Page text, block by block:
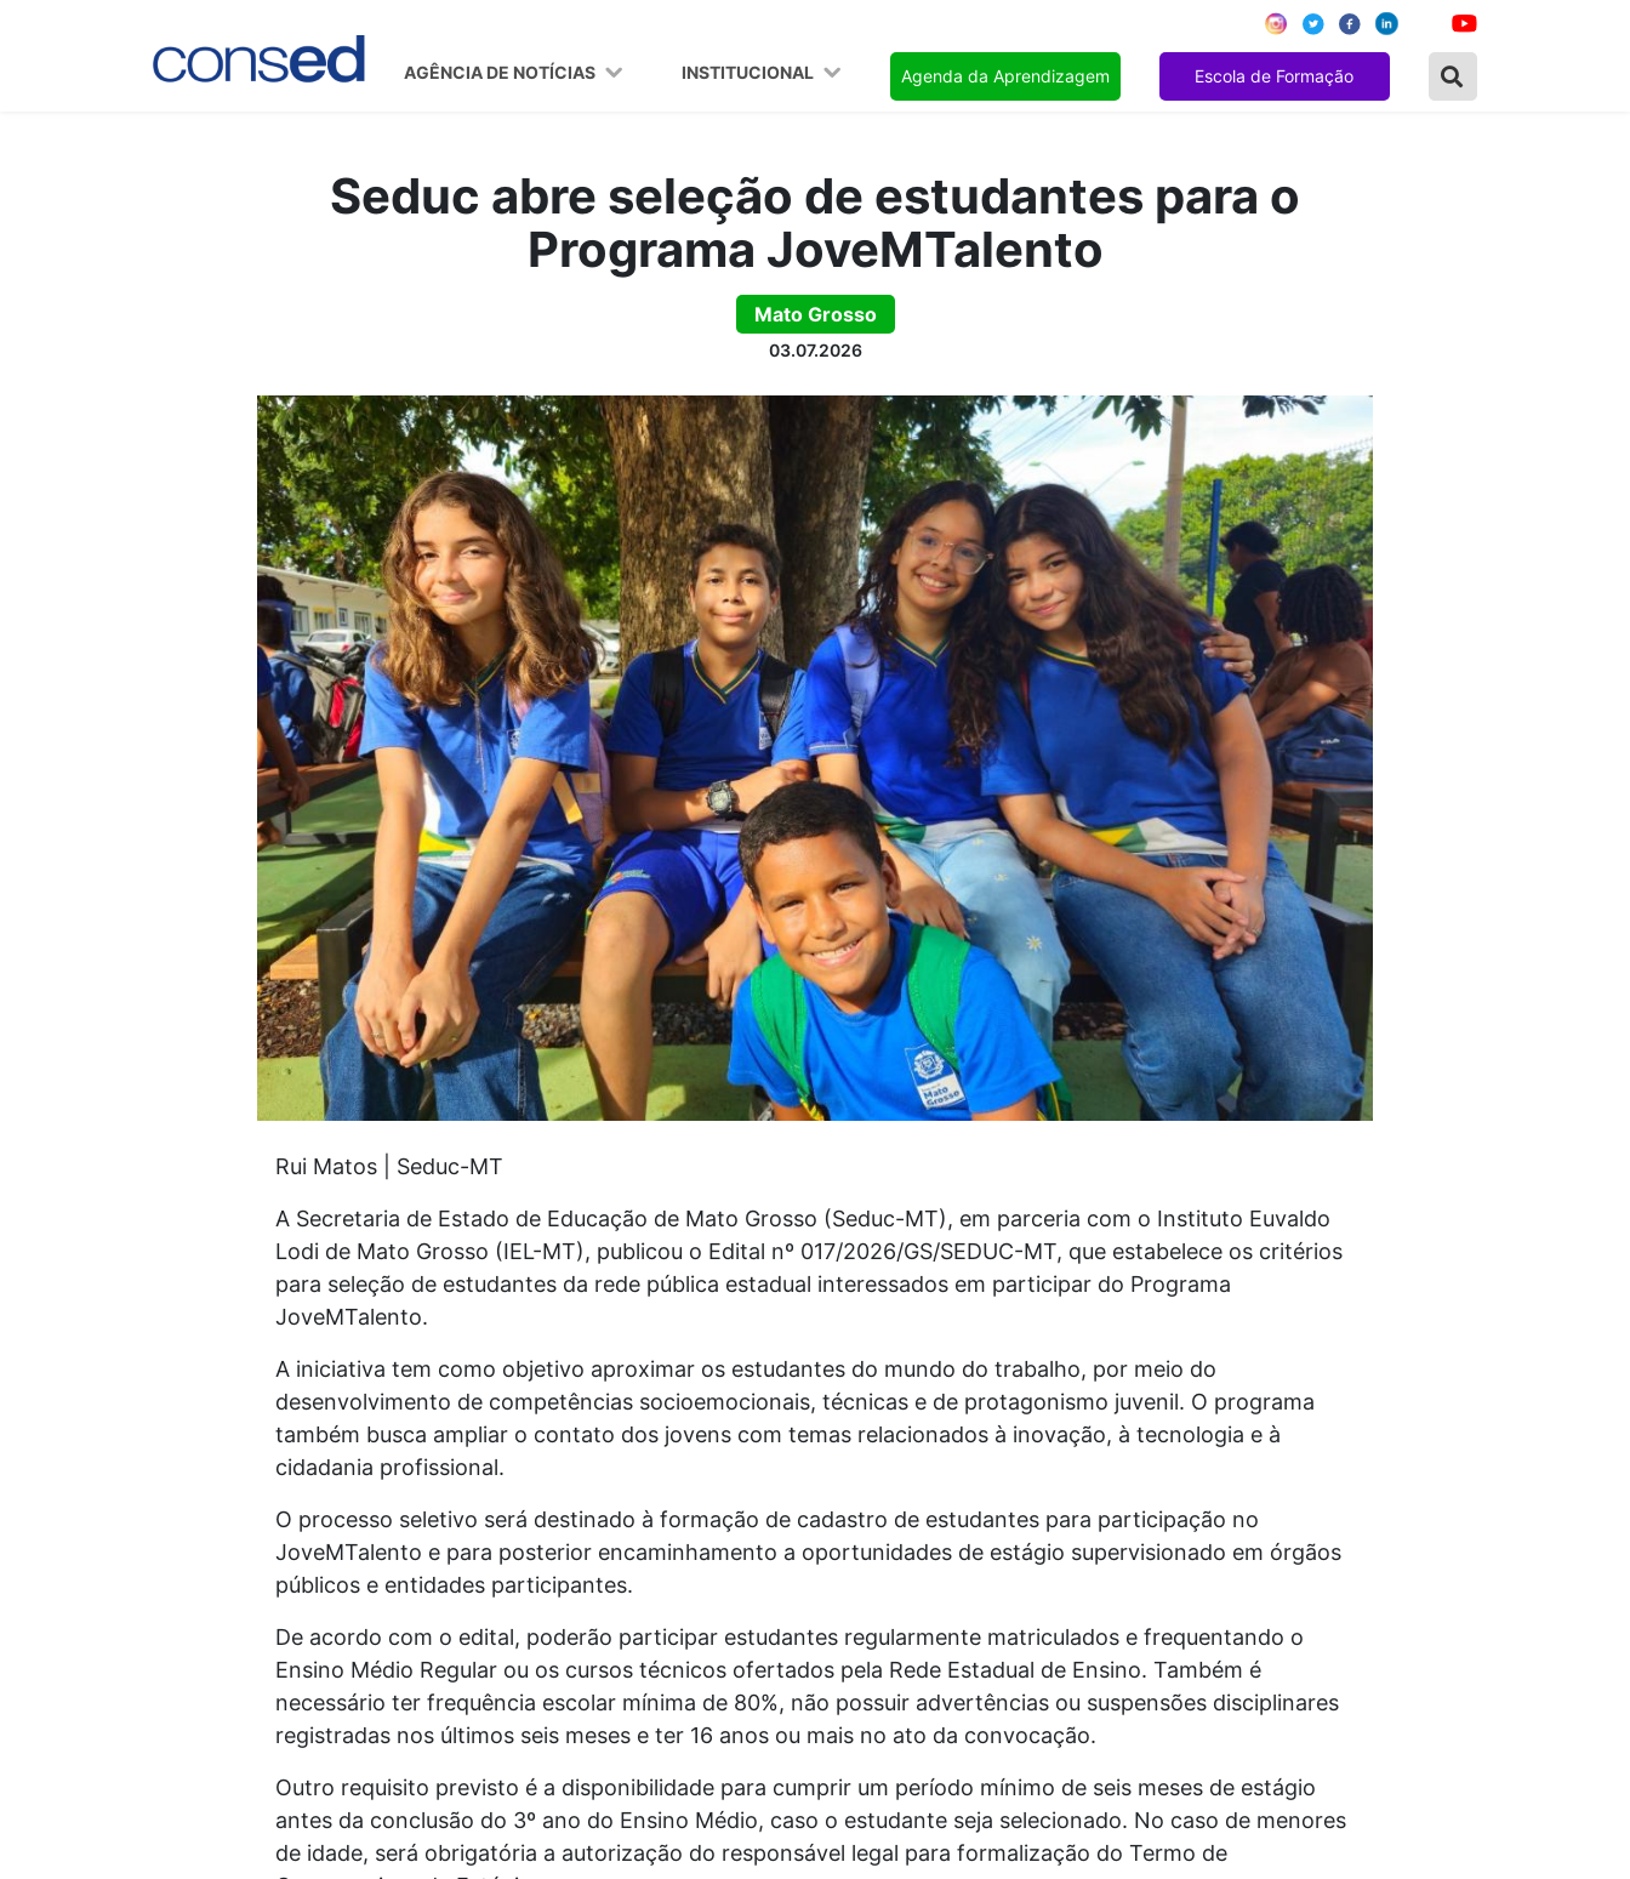
AGÊNCIA DE NOTÍCIAS INSTITUCIONAL Agenda da Aprendizagem Escola de Formação
Seduc abre seleção de estudantes para o
Programa JoveMTalento
Mato Grosso
03.07.2026
Rui Matos | Seduc-MT
A Secretaria de Estado de Educação de Mato Grosso (Seduc-MT), em parceria com o Instituto Euvaldo
Lodi de Mato Grosso (IEL-MT), publicou o Edital nº 017/2026/GS/SEDUC-MT, que estabelece os critérios
para seleção de estudantes da rede pública estadual interessados em participar do Programa
JoveMTalento.
A iniciativa tem como objetivo aproximar os estudantes do mundo do trabalho, por meio do
desenvolvimento de competências socioemocionais, técnicas e de protagonismo juvenil. O programa
também busca ampliar o contato dos jovens com temas relacionados à inovação, à tecnologia e à
cidadania profissional.
O processo seletivo será destinado à formação de cadastro de estudantes para participação no
JoveMTalento e para posterior encaminhamento a oportunidades de estágio supervisionado em órgãos
públicos e entidades participantes.
De acordo com o edital, poderão participar estudantes regularmente matriculados e frequentando o
Ensino Médio Regular ou os cursos técnicos ofertados pela Rede Estadual de Ensino. Também é
necessário ter frequência escolar mínima de 80%, não possuir advertências ou suspensões disciplinares
registradas nos últimos seis meses e ter 16 anos ou mais no ato da convocação.
Outro requisito previsto é a disponibilidade para cumprir um período mínimo de seis meses de estágio
antes da conclusão do 3º ano do Ensino Médio, caso o estudante seja selecionado. No caso de menores
de idade, será obrigatória a autorização do responsável legal para formalização do Termo de